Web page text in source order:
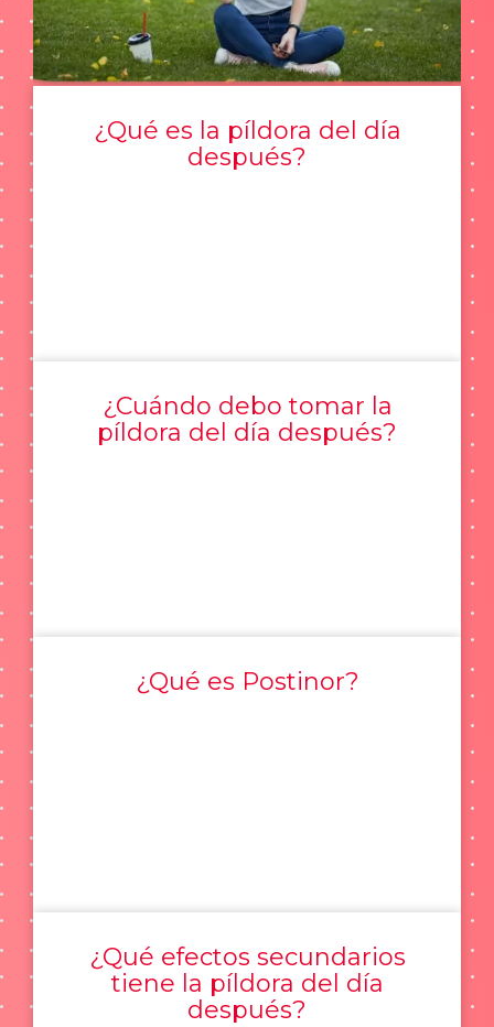
¿Qué es la píldora del día
después?
¿Cuándo debo tomar la
píldora del día después?
¿Qué es Postinor?
¿Qué efectos secundarios
tiene la píldora del día
después?